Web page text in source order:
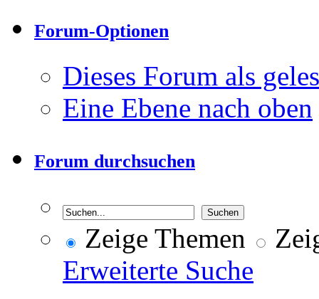
Forum-Optionen
Dieses Forum als
Eine Ebene nach oben
Forum durchsuchen
Zeige Themen
Erweiterte Suche